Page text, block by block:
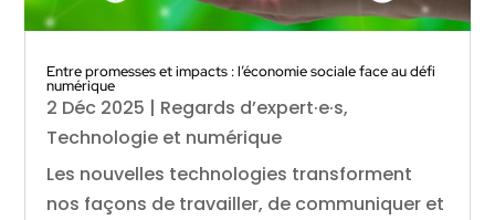
Entre promesses et impacts : l’économie sociale face au défi
numérique
2 Déc 2025 | Regards d’expert·e·s,
Technologie et numérique
Les nouvelles technologies transforment
nos façons de travailler, de communiquer et